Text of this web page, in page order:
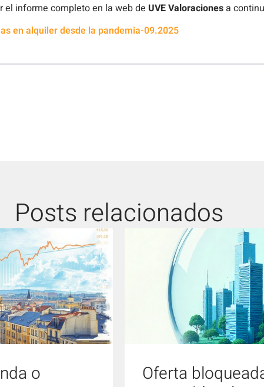
el informe completo en la web de UVE Valoracionesa
en alquiler desde la pandemia-09.2025
Posts relacionados
o
Oferta